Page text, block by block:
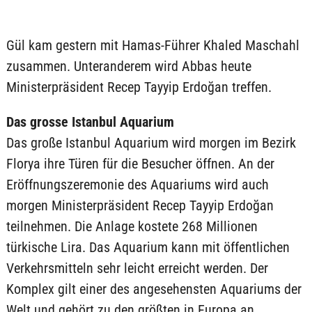
Gül kam gestern mit Hamas-Führer Khaled Maschahl
zusammen. Unteranderem wird Abbas heute
Ministerpräsident Recep Tayyip Erdoğan treffen.
Das grosse Istanbul Aquarium
Das große Istanbul Aquarium wird morgen im Bezirk
Florya ihre Türen für die Besucher öffnen. An der
Eröffnungszeremonie des Aquariums wird auch
morgen Ministerpräsident Recep Tayyip Erdoğan
teilnehmen. Die Anlage kostete 268 Millionen
türkische Lira. Das Aquarium kann mit öffentlichen
Verkehrsmitteln sehr leicht erreicht werden. Der
Komplex gilt einer des angesehensten Aquariums der